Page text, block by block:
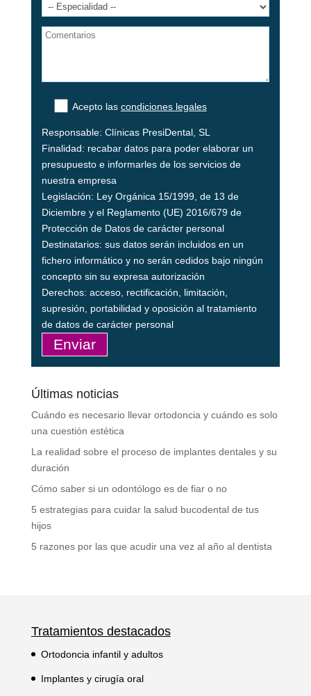
Acepto las condiciones legales
Responsable: Clínicas PresiDental, SL
Finalidad: recabar datos para poder elaborar un
presupuesto e informarles de los servicios de
nuestra empresa
Legislación: Ley Orgánica 15/1999, de 13 de
Diciembre y el Reglamento (UE) 2016/679 de
Protección de Datos de carácter personal
Destinatarios: sus datos serán incluidos en un
fichero informático y no serán cedidos bajo ningún
concepto sin su expresa autorización
Derechos: acceso, rectificación, limitación,
supresión, portabilidad y oposición al tratamiento
de datos de carácter personal
Últimas noticias
Cuándo es necesario llevar ortodoncia y cuándo es solo
una cuestión estética
La realidad sobre el proceso de implantes dentales y su
duración
Cómo saber si un odontólogo es de fiar o no
5 estrategias para cuidar la salud bucodental de tus
hijos
5 razones por las que acudir una vez al año al dentista
Tratamientos destacados
Ortodoncia infantil y adultos
Implantes y cirugía oral